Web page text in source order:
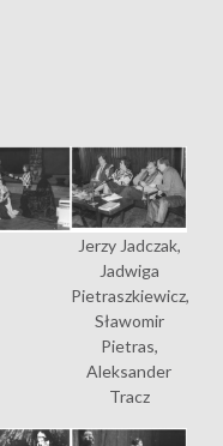
Jerzy Jadczak,
Jadwiga
Pietraszkiewicz,
Sławomir
Pietras,
Aleksander
Tracz